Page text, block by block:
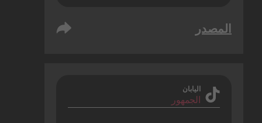
المصدر
اليابان
الجمهور